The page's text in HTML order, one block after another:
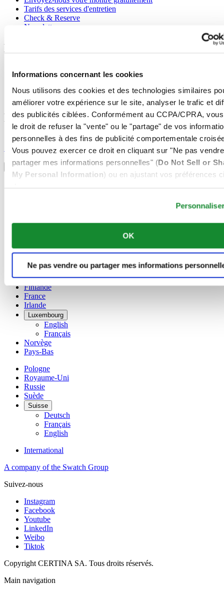
Informations concernant les cookies
Nous utilisons des cookies et des technologies similaires
améliorer votre expérience sur le site, analyser le trafic et
des publicités ciblées. Conformément au CCPA/CPRA,
le droit de refuser la "vente" ou le "partage" de vos
personnelles à des fins de publicité comportementale
Vous pouvez exercer ce droit en cliquant sur "Ne pas
partager mes informations personnelles" (Do Not Sell or
My Personal Information) ou en ajustant vos préférences
OK
Ne pas vendre ou partager mes informations
Tarifs des services d'entretien
Check & Reserve
Newsletter
Mentions légales
Déclaration de Confidentialité
Informations concernant les cookies
Rejoignez le club CERTINA
S'inscrire pour recevoir des informations exclusives
S'inscrire
Sélectionner un pays/une région
Sélecteur de langue
Français
简体中文
Danemark
Espagne
Finlande
France
Irlande
Luxembourg
English
Français
Norvège
Pays-Bas
Pologne
Royaume-Uni
Russie
Suède
Suisse
Deutsch
Français
English
International
A company of the Swatch Group
Suivez-nous
Instagram
Facebook
Youtube
LinkedIn
Weibo
Tiktok
Copyright CERTINA SA. Tous droits réservés.
Main navigation